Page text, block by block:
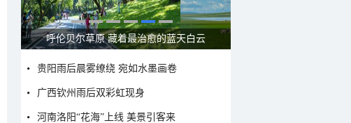
呼伦贝尔草原 藏着最治愈的蓝天白云
贵阳雨后晨雾缭绕 宛如水墨画卷
广西钦州雨后双彩虹现身
河南洛阳“花海”上线 美景引客来